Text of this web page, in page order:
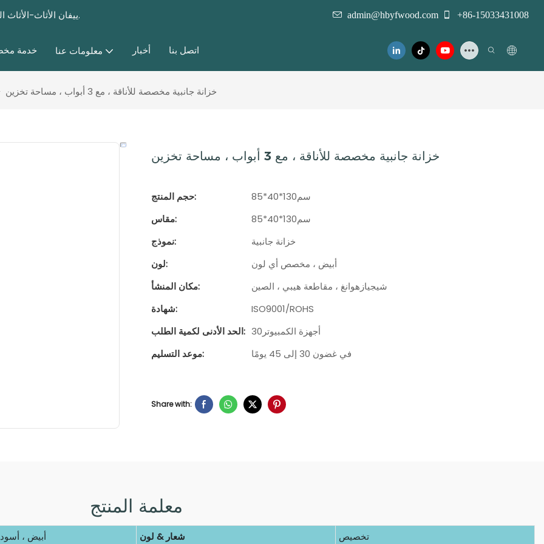
ييفان الأثاث-الأثاث المخصص للأثاث وغرفة نوم مختلفة ، وأثاث غرفة المعيشة منذ عام 1985. admin@hbyfwood.com +86-15033431008
خدمة معلومات عنا أخبار اتصل بنا
خزانة جانبية مخصصة للأناقة ، مع 3 أبواب ، مساحة تخزين
خزانة جانبية مخصصة للأناقة ، مع 3 أبواب ، مساحة تخزين
حجم المنتج:
سم130*40*85
مقاس:
سم130*40*85
نموذج:
خزانة جانبية
لون:
أبيض ، مخصص أي لون
مكان المنشأ:
شيجيازهوانغ ، مقاطعة هيبي ، الصين
شهادة:
ISO9001/ROHS
الحد الأدنى لكمية الطلب:
أجهزة الكمبيوتر30
موعد التسليم:
في غضون 30 إلى 45 يومًا
Share with:
معلمة المنتج
أبيض ، شعار & لون
تخصيص